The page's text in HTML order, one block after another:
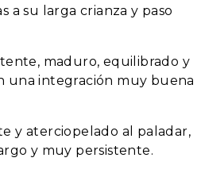
a su larga crianza y paso
maduro, equilibrado y
una integración muy buena
y aterciopelado al paladar,
y muy persistente.